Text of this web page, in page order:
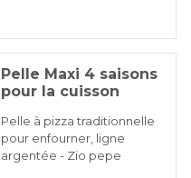
Pelle Maxi 4 saisons
pour la cuisson
Pelle à pizza traditionnelle
pour enfourner, ligne
argentée - Zio pepe